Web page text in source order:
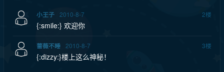
小王子 2010-8-7 2楼
{:smile:} 欢迎你
蔷薇不睡 2010-8-7 3楼
{:dizzy:}楼上这么神秘！